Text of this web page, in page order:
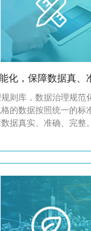
化，保障数据真、
则库，数据治理规范
的数据按照统一的标
据真实、准确、完整。